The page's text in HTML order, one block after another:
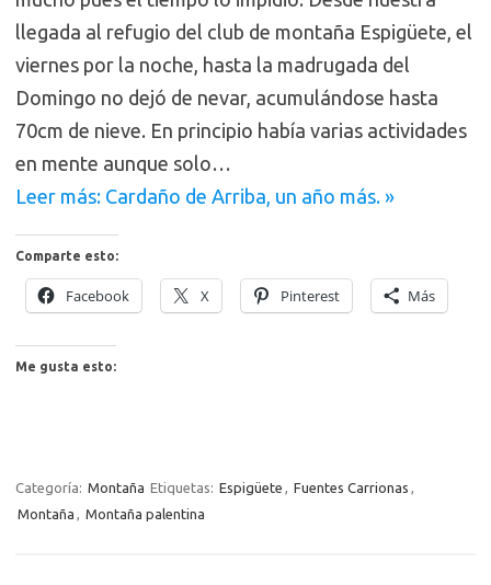
llegada al refugio del club de montaña Espigüete, el
viernes por la noche, hasta la madrugada del
Domingo no dejó de nevar, acumulándose hasta
70cm de nieve. En principio había varias actividades
en mente aunque solo…
Leer más: Cardaño de Arriba, un año más. »
Comparte esto:
Facebook X Pinterest Más
Me gusta esto:
Categoría: Montaña Etiquetas: Espigüete Fuentes Carrionas
Montaña
Montaña palentina